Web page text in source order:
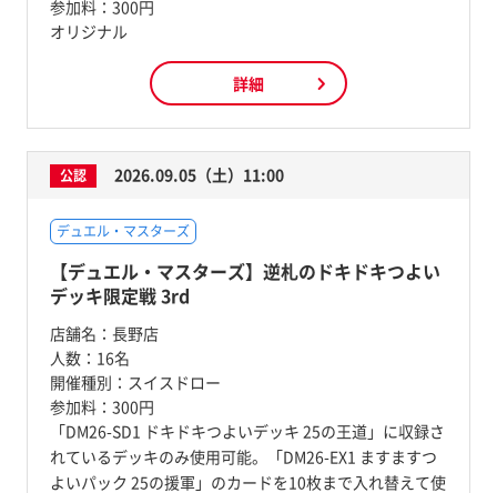
参加料： 300円
オリジナル
詳細
公認 2026.09.05（土）11:00
デュエル・マスターズ
【デュエル・マスターズ】逆札のドキドキつよい
デッキ限定戦 3rd
店舗名： 長野店
人数： 16名
開催種別： スイスドロー
参加料： 300円
「DM26-SD1 ドキドキつよいデッキ 25の王道」に収録さ
れているデッキのみ使用可能。「DM26-EX1 ますますつ
よいパック 25の援軍」のカードを10枚まで入れ替えて使